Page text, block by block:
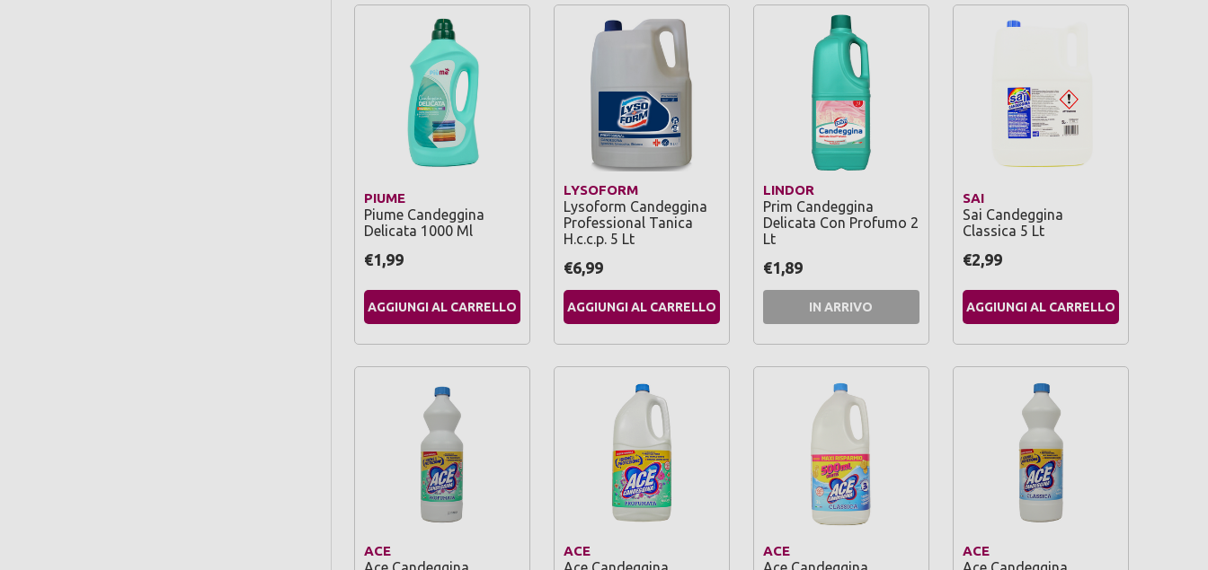
PIUME
Piume Candeggina
Delicata 1000 Ml
€1,99
AGGIUNGI AL CARRELLO
LYSOFORM
Lysoform Candeggina
Professional Tanica
H.c.c.p. 5 Lt
€6,99
AGGIUNGI AL CARRELLO
LINDOR
Prim Candeggina
Delicata Con Profumo 2
Lt
€1,89
IN ARRIVO
SAI
Sai Candeggina
Classica 5 Lt
€2,99
AGGIUNGI AL CARRELLO
ACE ACE ACE ACE